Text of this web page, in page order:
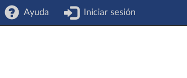
Ayuda Iniciar sesión